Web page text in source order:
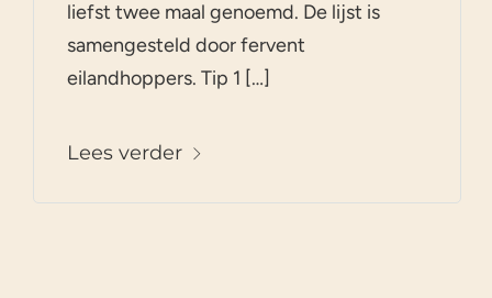
liefst twee maal genoemd. De lijst is
samengesteld door fervent
eilandhoppers. Tip 1 […]
Lees verder